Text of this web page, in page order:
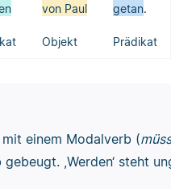
von Paul
Objekt
getan.
Prädikat
einem Modalverb (
gebeugt. ,Werden‘ steht